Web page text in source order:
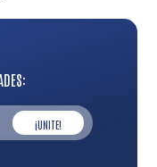
¡UNITE!